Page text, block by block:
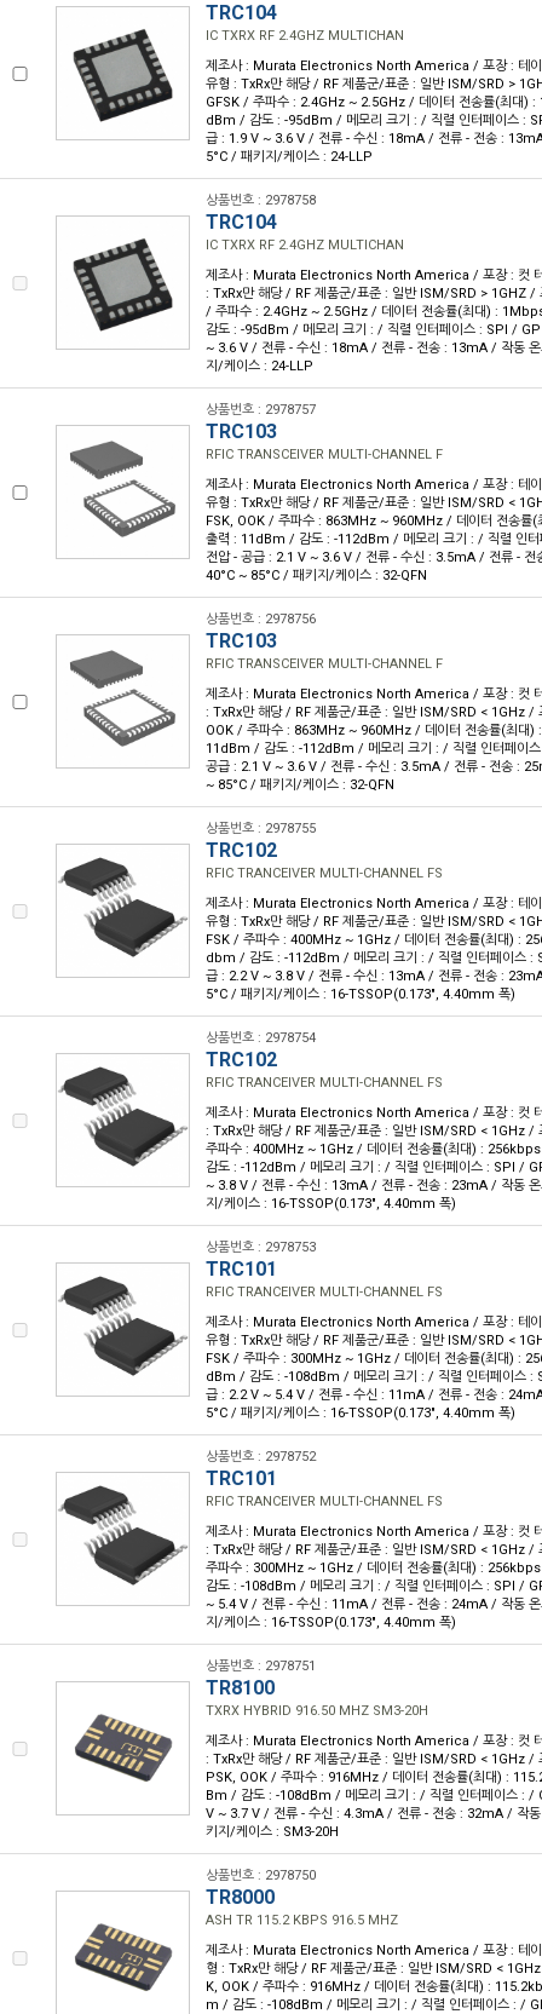
TRC104
IC TXRX RF 2.4GHZ MULTICHAN
제조사 : Murata Electronics North America / 포장 : 테
유형 : TxRx만 해당 / RF 제품군/표준 : 일반 ISM/SRD >
GFSK / 주파수 : 2.4GHz ~ 2.5GHz / 데이터 전송률(최대)
dBm / 감도 : -95dBm / 메모리 크기 : / 직렬 인터페이스 :
급 : 1.9 V ~ 3.6 V / 전류 - 수신 : 18mA / 전류 - 전송 :
5°C / 패키지/케이스 : 24-LLP
상품번호 : 2978758
TRC104
IC TXRX RF 2.4GHZ MULTICHAN
제조사 : Murata Electronics North America / 포장 : 컷
: TxRx만 해당 / RF 제품군/표준 : 일반 ISM/SRD > 1GHZ /
/ 주파수 : 2.4GHz ~ 2.5GHz / 데이터 전송률(최대) :
감도 : -95dBm / 메모리 크기 : / 직렬 인터페이스 : SPI /
~ 3.6 V / 전류 - 수신 : 18mA / 전류 - 전송 : 13mA / 작동
지/케이스 : 24-LLP
상품번호 : 2978757
TRC103
RFIC TRANSCEIVER MULTI-CHANNEL F
제조사 : Murata Electronics North America / 포장 : 테
유형 : TxRx만 해당 / RF 제품군/표준 : 일반 ISM/SRD <
FSK, OOK / 주파수 : 863MHz ~ 960MHz / 데이터 전송률
출력 : 11dBm / 감도 : -112dBm / 메모리 크기 : / 직렬 인
전압 - 공급 : 2.1 V ~ 3.6 V / 전류 - 수신 : 3.5mA / 전류 -
40°C ~ 85°C / 패키지/케이스 : 32-QFN
상품번호 : 2978756
TRC103
RFIC TRANSCEIVER MULTI-CHANNEL F
제조사 : Murata Electronics North America / 포장 : 컷
: TxRx만 해당 / RF 제품군/표준 : 일반 ISM/SRD < 1GHz /
OOK / 주파수 : 863MHz ~ 960MHz / 데이터 전송률(최대
11dBm / 감도 : -112dBm / 메모리 크기 : / 직렬 인터페이
공급 : 2.1 V ~ 3.6 V / 전류 - 수신 : 3.5mA / 전류 - 전송 :
~ 85°C / 패키지/케이스 : 32-QFN
상품번호 : 2978755
TRC102
RFIC TRANCEIVER MULTI-CHANNEL FS
제조사 : Murata Electronics North America / 포장 : 테
유형 : TxRx만 해당 / RF 제품군/표준 : 일반 ISM/SRD <
FSK / 주파수 : 400MHz ~ 1GHz / 데이터 전송률(최대) :
dbm / 감도 : -112dBm / 메모리 크기 : / 직렬 인터페이스 :
급 : 2.2 V ~ 3.8 V / 전류 - 수신 : 13mA / 전류 - 전송 :
5°C / 패키지/케이스 : 16-TSSOP(0.173", 4.40mm 폭)
상품번호 : 2978754
TRC102
RFIC TRANCEIVER MULTI-CHANNEL FS
제조사 : Murata Electronics North America / 포장 : 컷
: TxRx만 해당 / RF 제품군/표준 : 일반 ISM/SRD < 1GHz /
주파수 : 400MHz ~ 1GHz / 데이터 전송률(최대) :
감도 : -112dBm / 메모리 크기 : / 직렬 인터페이스 : SPI /
~ 3.8 V / 전류 - 수신 : 13mA / 전류 - 전송 : 23mA / 작동
지/케이스 : 16-TSSOP(0.173", 4.40mm 폭)
상품번호 : 2978753
TRC101
RFIC TRANCEIVER MULTI-CHANNEL FS
제조사 : Murata Electronics North America / 포장 : 테
유형 : TxRx만 해당 / RF 제품군/표준 : 일반 ISM/SRD <
FSK / 주파수 : 300MHz ~ 1GHz / 데이터 전송률(최대) :
dBm / 감도 : -108dBm / 메모리 크기 : / 직렬 인터페이스 :
급 : 2.2 V ~ 5.4 V / 전류 - 수신 : 11mA / 전류 - 전송 :
5°C / 패키지/케이스 : 16-TSSOP(0.173", 4.40mm 폭)
상품번호 : 2978752
TRC101
RFIC TRANCEIVER MULTI-CHANNEL FS
제조사 : Murata Electronics North America / 포장 : 컷
: TxRx만 해당 / RF 제품군/표준 : 일반 ISM/SRD < 1GHz /
주파수 : 300MHz ~ 1GHz / 데이터 전송률(최대) :
감도 : -108dBm / 메모리 크기 : / 직렬 인터페이스 : SPI /
~ 5.4 V / 전류 - 수신 : 11mA / 전류 - 전송 : 24mA / 작동
지/케이스 : 16-TSSOP(0.173", 4.40mm 폭)
상품번호 : 2978751
TR8100
TXRX HYBRID 916.50 MHZ SM3-20H
제조사 : Murata Electronics North America / 포장 : 컷
: TxRx만 해당 / RF 제품군/표준 : 일반 ISM/SRD < 1GHz /
PSK, OOK / 주파수 : 916MHz / 데이터 전송률(최대) :
Bm / 감도 : -108dBm / 메모리 크기 : / 직렬 인터페이스 : /
V ~ 3.7 V / 전류 - 수신 : 4.3mA / 전류 - 전송 : 32mA / 작
키지/케이스 : SM3-20H
상품번호 : 2978750
TR8000
ASH TR 115.2 KBPS 916.5 MHZ
제조사 : Murata Electronics North America / 포장 : 테
형 : TxRx만 해당 / RF 제품군/표준 : 일반 ISM/SRD <
K, OOK / 주파수 : 916MHz / 데이터 전송률(최대) :
m / 감도 : -108dBm / 메모리 크기 : / 직렬 인터페이스 : /